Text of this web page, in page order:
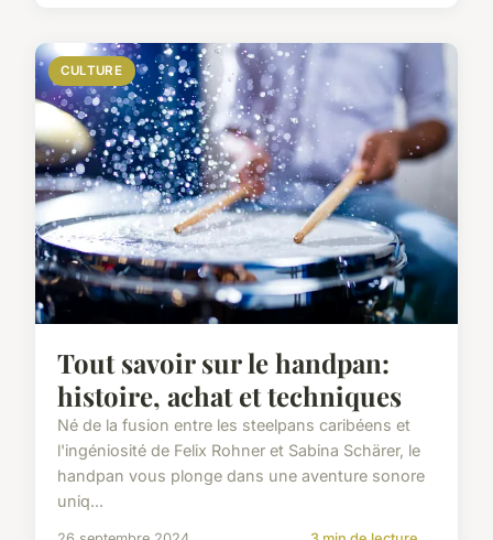
CULTURE
Tout savoir sur le handpan:
histoire, achat et techniques
Né de la fusion entre les steelpans caribéens et
l'ingéniosité de Felix Rohner et Sabina Schärer, le
handpan vous plonge dans une aventure sonore
uniq...